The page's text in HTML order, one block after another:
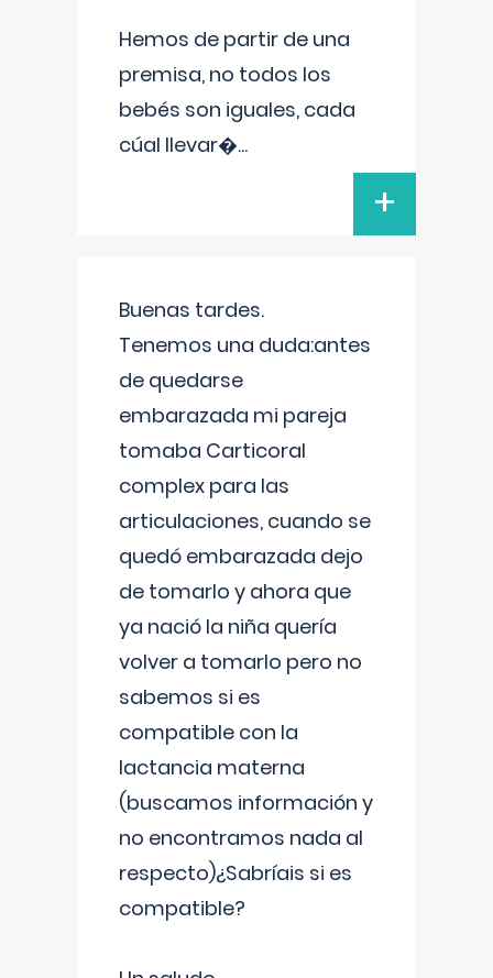
Hemos de partir de una
premisa, no todos los
bebés son iguales, cada
cúal llevar�...
+
Buenas tardes.
Tenemos una duda:antes
de quedarse
embarazada mi pareja
tomaba Carticoral
complex para las
articulaciones, cuando se
quedó embarazada dejo
de tomarlo y ahora que
ya nació la niña quería
volver a tomarlo pero no
sabemos si es
compatible con la
lactancia materna
(buscamos información y
no encontramos nada al
respecto)¿Sabríais si es
compatible?